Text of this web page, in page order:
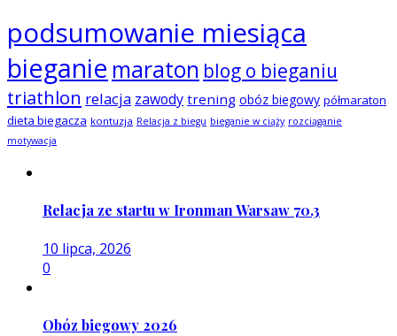
podsumowanie miesiąca
bieganie maraton blog o bieganiu
triathlon relacja zawody trening obóz biegowy półmaraton
dieta biegacza kontuzja Relacja z biegu bieganie w ciąży rozciąganie
motywacja
Relacja ze startu w Ironman Warsaw 70.3
10 lipca, 2026
0
Obóz biegowy 2026